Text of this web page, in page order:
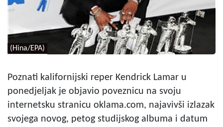
(Hina/EPA)
Poznati kalifornijski reper Kendrick Lamar u
ponedjeljak je objavio poveznicu na svoju
internetsku stranicu oklama.com, najavivši izlazak
svojega novog, petog studijskog albuma i datum